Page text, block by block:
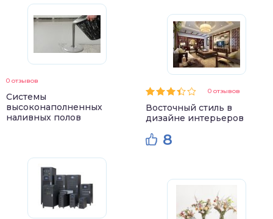
0 отзывов
Системы
высоконаполненных
наливных полов
0 отзывов
Восточный стиль в
дизайне интерьеров
8